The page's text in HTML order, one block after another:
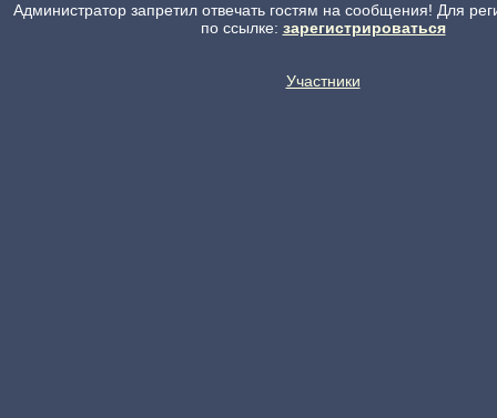
Администратор запретил отвечать гостям на сообщения! Для
по ссылке: зарегистрироваться
Участники